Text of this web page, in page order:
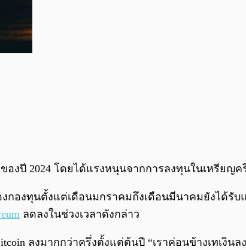
องปี 2024 โดยได้แรงหนุนจากการลงทุนในเหรียญค
กองทุนตั้งแต่เดือนมกราคมถึงเดือนมีนาคมยังได้รั
ลดลงในช่วงเวลาดังกล่าว
ลงมากกว่าครึ่งตั้งแต่ต้นปี “เราค่อนข้างเทเงิน